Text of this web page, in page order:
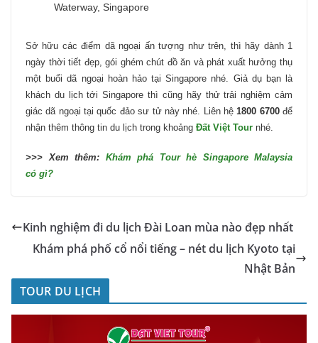
Waterway, Singapore
Sở hữu các điểm dã ngoại ấn tượng như trên, thì hãy dành 1
ngày thời tiết đẹp, gói ghém chút đồ ăn và phát xuất hưởng thụ
một buổi dã ngoại hoàn hảo tại Singapore nhé. Giả dụ bạn là
khách du lịch tới Singapore thì cũng hãy thử trải nghiệm cảm
giác dã ngoại tại quốc đảo sư tử này nhé. Liên hệ 1800 6700 để
nhận thêm thông tin du lịch trong khoảng Đất Việt Tour nhé.
>>> Xem thêm: Khám phá Tour hè Singapore Malaysia
có gì?
Kinh nghiệm đi du lịch Đài Loan mùa nào đẹp nhất
Khám phá phố cổ nổi tiếng – nét du lịch Kyoto tại
Nhật Bản
TOUR DU LỊCH